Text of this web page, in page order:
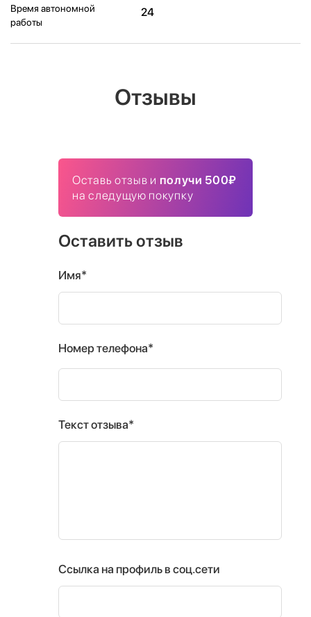
Время автономной
работы
24
Отзывы
Оставь отзыв и получи 500₽
на следущую покупку
Оставить отзыв
Имя*
Номер телефона*
Текст отзыва*
Ссылка на профиль в соц.сети